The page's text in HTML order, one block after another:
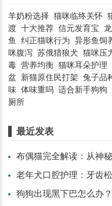
羊奶粉选择 猫咪临终关怀
渡 十大推荐 信元发育宝
鱼
纠正猫咪行为 异形鱼饲
咪腹泻 苏俄猎狼犬 猫咪压
毒 营养均衡 猫咪耳朵护理
盆
新猫原住民打架 兔子品
味 体味重吗 适合新手狗狗
厕所
最近发表
布偶猫完全解读：从神
老年犬口腔护理：牙齿
狗狗出现黑下巴怎么办